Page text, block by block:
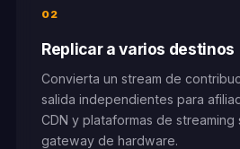
02
Replicar a varios destinos
Convierta un stream de
salida independientes para
CDN y plataformas de streaming
gateway de hardware.